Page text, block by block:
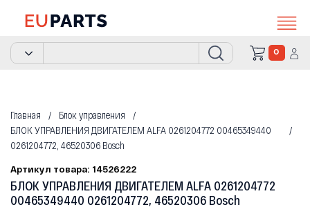
0
Главная
Блок управления
БЛОК УПРАВЛЕНИЯ ДВИГАТЕЛЕМ ALFA 0261204772 00465349440
0261204772, 46520306 Bosch
Артикул товара: 14526222
БЛОК УПРАВЛЕНИЯ ДВИГАТЕЛЕМ ALFA 0261204772
00465349440 0261204772, 46520306 Bosch